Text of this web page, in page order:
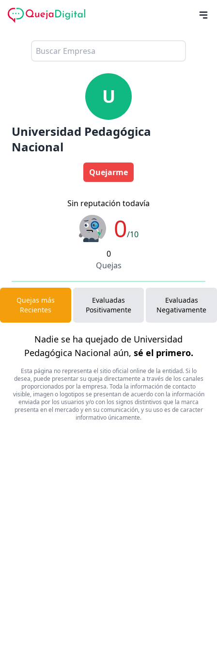
U
Universidad Pedagógica
Nacional
Quejarme
Sin reputación todavía
0/10
0
Quejas
Quejas más
Recientes
Evaluadas
Positivamente
Evaluadas
Negativamente
Nadie se ha quejado de Universidad
Pedagógica Nacional aún, sé el primero.
Esta página no representa el sitio oficial online de la entidad. Si lo
desea, puede presentar su queja directamente a través de los canales
proporcionados por la empresa. Toda la información de contacto
visible, imagen o logotipos se presentan de acuerdo con la información
enviada por los usuarios y/o con los signos distintivos que la marca
presenta en el mercado y en su comunicación, y su uso es de caracter
informativo únicamente.